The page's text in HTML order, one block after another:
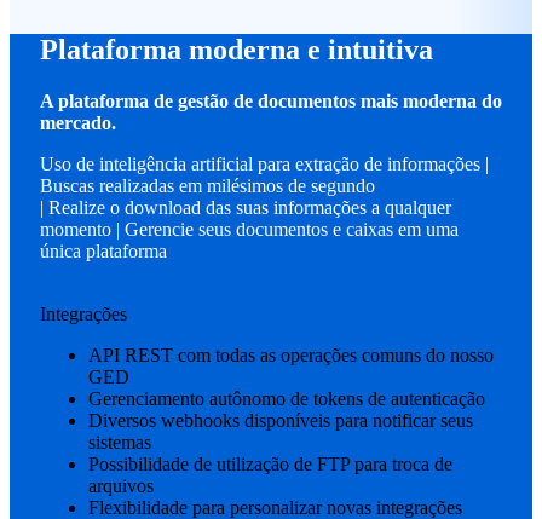
Plataforma moderna e intuitiva
A plataforma de gestão de documentos mais moderna do
mercado.
Uso de inteligência artificial para extração de informações |
Buscas realizadas em milésimos de segundo
| Realize o download das suas informações a qualquer
momento | Gerencie seus documentos e caixas em uma
única plataforma
Integrações
API REST com todas as operações comuns do nosso
GED
Gerenciamento autônomo de tokens de autenticação
Diversos webhooks disponíveis para notificar seus
sistemas
Possibilidade de utilização de FTP para troca de
arquivos
Flexibilidade para personalizar novas integrações